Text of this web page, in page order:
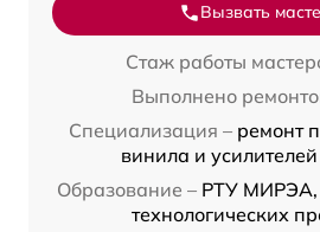
Вызвать
Стаж работы
Выполнено
Специализация – ремонт
винила и
Образование – РТУ МИРЭА,
технологических